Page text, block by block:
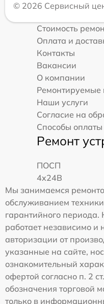
© 2026 Сервисный
Стоимость
Оплата и
Контакты
Вакансии
О компании
Ремонтируемые
Наши услуги
Согласие на
Способы оплаты
Ремонт
ПОСП
4x24B
Мы занимаемся
обслуживанием
гарантийного
работает независимо
авторизации от
указанные на сайте,
ознакомительный
офертой согласно п. 2
обозначения торговой
только в